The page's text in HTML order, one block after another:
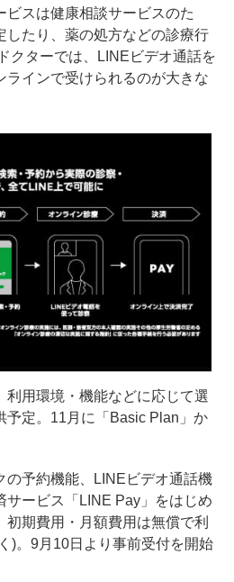
ビスは健康相談サービスのた
したり、薬の処方などの診療行
クターでは、LINEビデオ通話を
ラインで受けられるのが大きな
利用環境・機能などに応じて選
予定。11月に「Basic Plan」か
の予約機能、LINEビデオ通話機
サービス「LINE Pay」をはじめ
初期費用・月額費用は無償で利
)。9月10日より事前受付を開始